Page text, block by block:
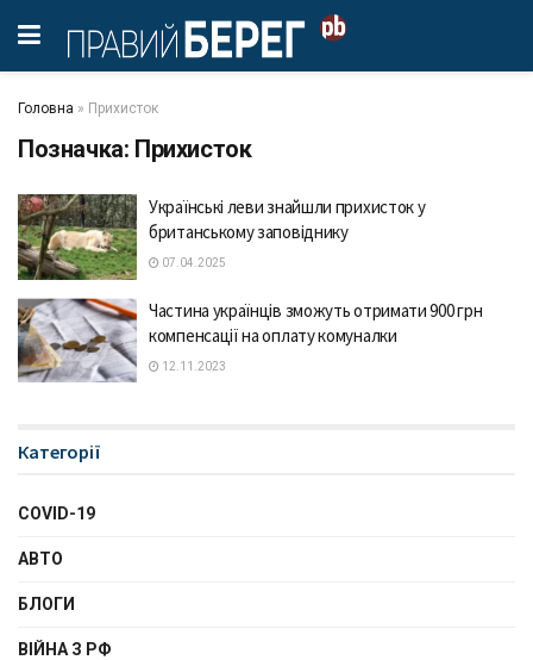
Головна » Прихисток
Позначка: Прихисток
Українські леви знайшли прихисток у
британському заповіднику
07.04.2025
Частина українців зможуть отримати 900 грн
компенсації на оплату комуналки
12.11.2023
Категорії
COVID-19
АВТО
БЛОГИ
ВІЙНА З РФ